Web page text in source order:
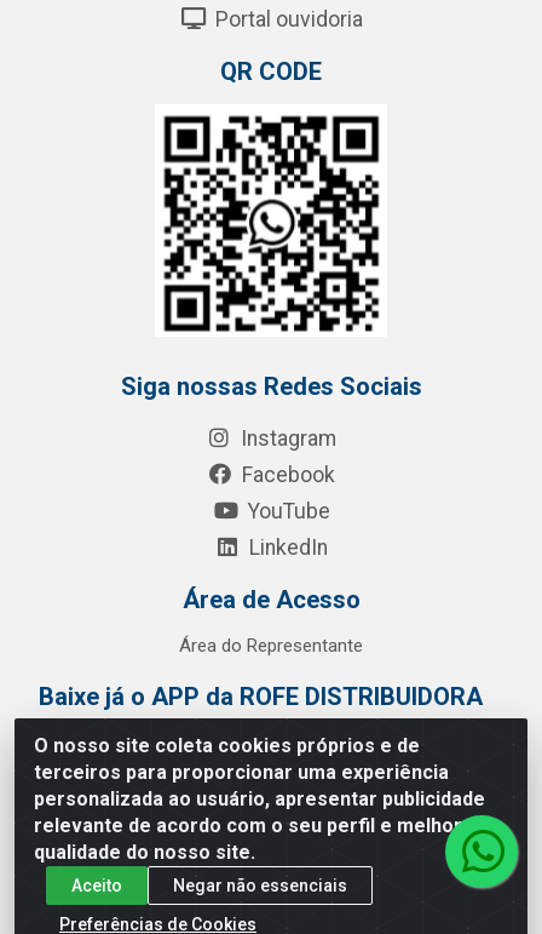
O nosso site coleta cookies próprios e de
terceiros para proporcionar uma experiência
personalizada ao usuário, apresentar publicidade
relevante de acordo com o seu perfil e melhorar a
qualidade do nosso site.
Aceito
Negar não essenciais
Preferências de Cookies
Portal ouvidoria
QR CODE
Siga nossas Redes Sociais
Instagram
Facebook
YouTube
LinkedIn
Área de Acesso
Área do Representante
Baixe já o APP da ROFE DISTRIBUIDORA